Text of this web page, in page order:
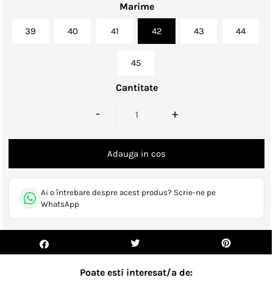
Marime
39 40 41 42 43 44
45
Cantitate
- +
Ai o întrebare despre acest produs? Scrie-ne pe
WhatsApp
Poate esti interesat/a de: